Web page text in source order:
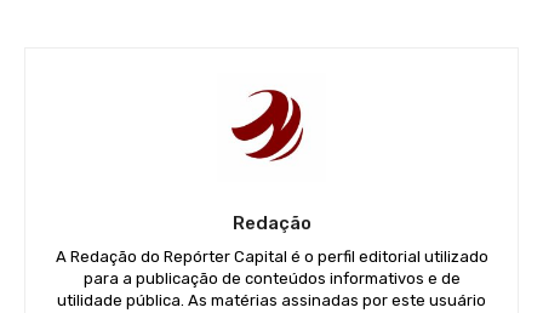
Redação
A Redação do Repórter Capital é o perfil editorial utilizado
para a publicação de conteúdos informativos e de
utilidade pública. As matérias assinadas por este usuário